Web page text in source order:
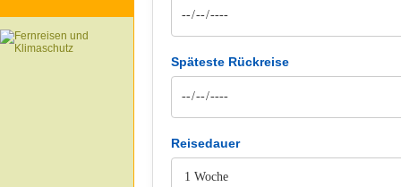
Späteste Rückreise
Reisedauer